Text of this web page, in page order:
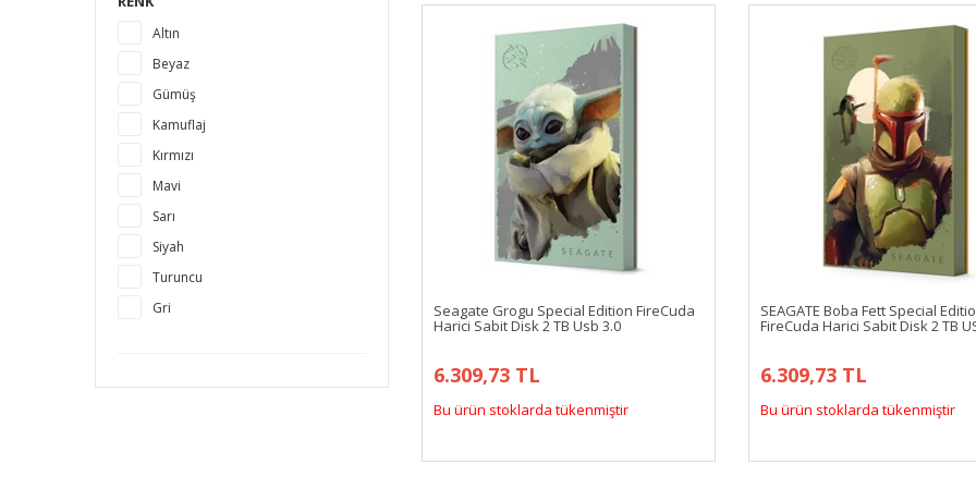
Altın
Beyaz
Gümüş
Kamuflaj
Kırmızı
Mavi
Sarı
Siyah
Turuncu
Gri
Seagate Grogu Special Edition FireCuda
Harici Sabit Disk 2 TB Usb 3.0
6.309,73 TL
Bu ürün stoklarda tükenmiştir
SEAGATE Boba Fett Special
FireCuda Harici Sabit Disk 2 TB
6.309,73 TL
Bu ürün stoklarda tükenmiştir